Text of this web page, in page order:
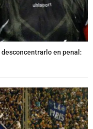
en penal: